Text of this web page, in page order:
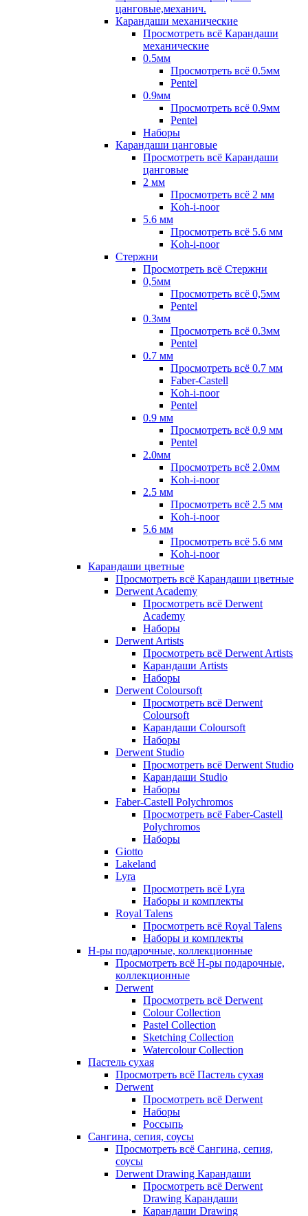
цанговые,механич.
Карандаши механические
Просмотреть всё Карандаши
механические
0.5мм
Просмотреть всё 0.5мм
Pentel
0.9мм
Просмотреть всё 0.9мм
Pentel
Наборы
Карандаши цанговые
Просмотреть всё Карандаши
цанговые
2 мм
Просмотреть всё 2 мм
Koh-i-noor
5.6 мм
Просмотреть всё 5.6 мм
Koh-i-noor
Стержни
Просмотреть всё Стержни
0,5мм
Просмотреть всё 0,5мм
Pentel
0.3мм
Просмотреть всё 0.3мм
Pentel
0.7 мм
Просмотреть всё 0.7 мм
Faber-Castell
Koh-i-noor
Pentel
0.9 мм
Просмотреть всё 0.9 мм
Pentel
2.0мм
Просмотреть всё 2.0мм
Koh-i-noor
2.5 мм
Просмотреть всё 2.5 мм
Koh-i-noor
5.6 мм
Просмотреть всё 5.6 мм
Koh-i-noor
Карандаши цветные
Просмотреть всё Карандаши цветные
Derwent Academy
Просмотреть всё Derwent
Academy
Наборы
Derwent Artists
Просмотреть всё Derwent Artists
Карандаши Artists
Наборы
Derwent Coloursoft
Просмотреть всё Derwent
Coloursoft
Карандаши Coloursoft
Наборы
Derwent Studio
Просмотреть всё Derwent Studio
Карандаши Studio
Наборы
Faber-Castell Polychromos
Просмотреть всё Faber-Castell
Polychromos
Наборы
Giotto
Lakeland
Lyra
Просмотреть всё Lyra
Наборы и комплекты
Royal Talens
Просмотреть всё Royal Talens
Наборы и комплекты
Н-ры подарочные, коллекционные
Просмотреть всё Н-ры подарочные,
коллекционные
Derwent
Просмотреть всё Derwent
Colour Collection
Pastel Collection
Sketching Collection
Watercolour Collection
Пастель сухая
Просмотреть всё Пастель сухая
Derwent
Просмотреть всё Derwent
Наборы
Россыпь
Сангина, сепия, соусы
Просмотреть всё Сангина, сепия,
соусы
Derwent Drawing Карандаши
Просмотреть всё Derwent
Drawing Карандаши
Карандаши Drawing